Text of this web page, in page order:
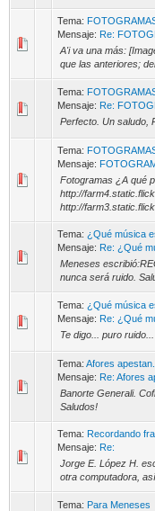
Tema:
Mensaje: Re:
A'i va una más:
que las anteriores;
Tema:
Mensaje: Re:
Perfecto. Un saludo,
Tema:
Mensaje:
Fotogramas ¿A qué
http://
http://
Tema: ¿Qué música
Mensaje: Re: ¿Qué
Meneses
nunca será ruido.
Tema: ¿Qué música
Mensaje: Re: ¿Qué
Te digo... puro
Tema: Afores apestan.
Mensaje: Re: Afores
Banorte Generali.
Saludos!
Tema: Recordando
Mensaje: Re:
Jorge E. López H.
otra computadora,
Tema: Para Meneses